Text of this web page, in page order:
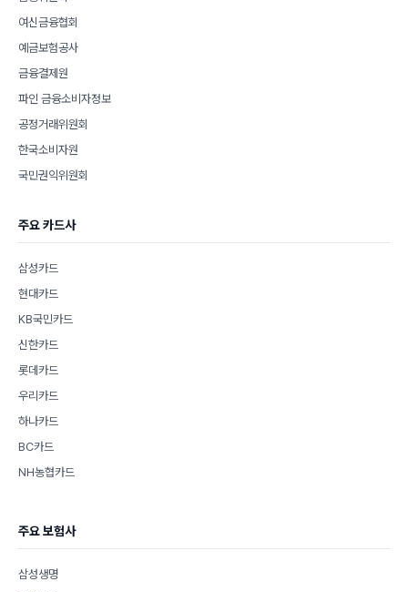
여신금융협회
예금보험공사
금융결제원
파인 금융소비자정보
공정거래위원회
한국소비자원
국민권익위원회
주요 카드사
삼성카드
현대카드
KB국민카드
신한카드
롯데카드
우리카드
하나카드
BC카드
NH농협카드
주요 보험사
삼성생명